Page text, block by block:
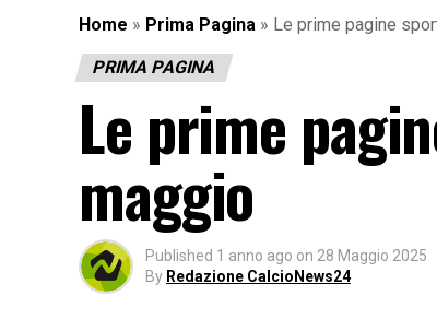
Home » Prima Pagina » Le prime pagine
PRIMA PAGINA
Le prime
maggio
Published 1 anno ago on 28 Maggio 2025
By Redazione CalcioNews24